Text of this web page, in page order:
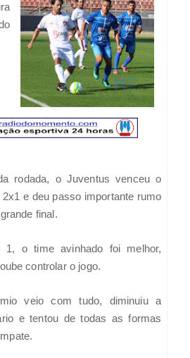
rodada, o Juventus venceu o
e deu passo importante rumo
final.
1, o time avinhado foi melhor,
controlar o jogo.
veio com tudo, diminuiu a
e tentou de todas as formas